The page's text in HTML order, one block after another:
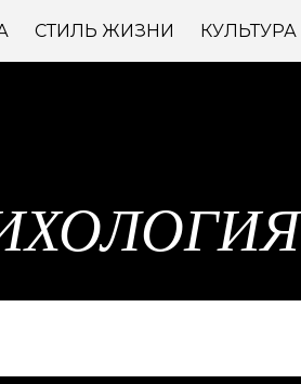
СТИЛЬ ЖИЗНИ КУЛЬТУРА